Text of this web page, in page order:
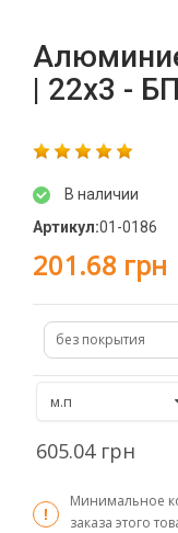
| 22х3 - БП
В наличии
Артикул:01-0186
201.68 грн
без покрытия
605.04 грн
Минимальное
заказа этого